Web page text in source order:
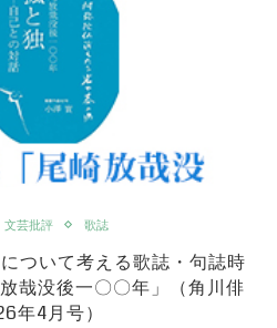
文芸批評 歌誌
ついて考える歌誌・句誌時
哉没後一〇〇年」（角川俳
年4月号）